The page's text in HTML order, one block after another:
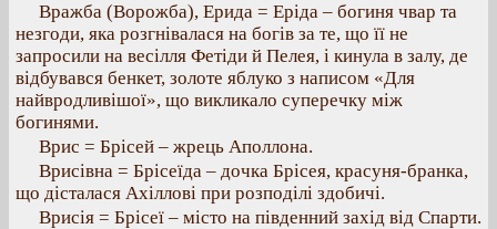
Вражба (Ворожба), Ерида = Еріда – богиня чвар та
незгоди, яка розгнівалася на богів за те, що її не
запросили на весілля Фетіди й Пелея, і кинула в залу, де
відбувався бенкет, золоте яблуко з написом «Для
найвродливішої», що викликало суперечку між
богинями.
Врис = Брісей – жрець Аполлона.
Врисівна = Брісеїда – дочка Брісея, красуня-бранка,
що дісталася Ахіллові при розподілі здобичі.
Врисія = Брісеї – місто на південний захід від Спарти.